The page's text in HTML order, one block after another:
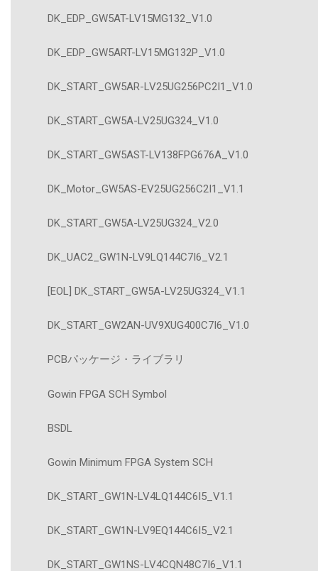
DK_EDP_GW5AT-LV15MG132_V1.0
DK_EDP_GW5ART-LV15MG132P_V1.0
DK_START_GW5AR-LV25UG256PC2I1_V1.0
DK_START_GW5A-LV25UG324_V1.0
DK_START_GW5AST-LV138FPG676A_V1.0
DK_Motor_GW5AS-EV25UG256C2I1_V1.1
DK_START_GW5A-LV25UG324_V2.0
DK_UAC2_GW1N-LV9LQ144C7I6_V2.1
[EOL] DK_START_GW5A-LV25UG324_V1.1
DK_START_GW2AN-UV9XUG400C7I6_V1.0
PCBパッケージ・ライブラリ
Gowin FPGA SCH Symbol
BSDL
Gowin Minimum FPGA System SCH
DK_START_GW1N-LV4LQ144C6I5_V1.1
DK_START_GW1N-LV9EQ144C6I5_V2.1
DK_START_GW1NS-LV4CQN48C7I6_V1.1